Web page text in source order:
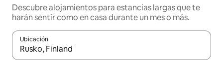
Descubre alojamientos para estancias largas que te
harán sentir como en casa durante un mes o más.
Ubicación
Cuando los resultados estén disponibles, podrás navegar